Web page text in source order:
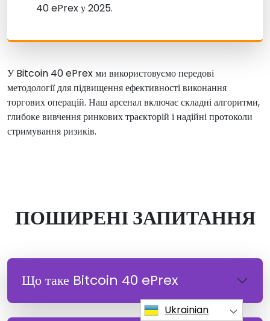
40 ePrex у 2025.
У Bitcoin 40 ePrex ми використовуємо передові
методології для підвищення ефективності виконання
торгових операцій. Наш арсенал включає складні алгоритми,
глибоке вивчення ринкових траєкторій і надійні протоколи
стримування ризиків.
ПОШИРЕНІ ЗАПИТАННЯ
Що таке Bitcoin 40 ePrex
Ukrainian